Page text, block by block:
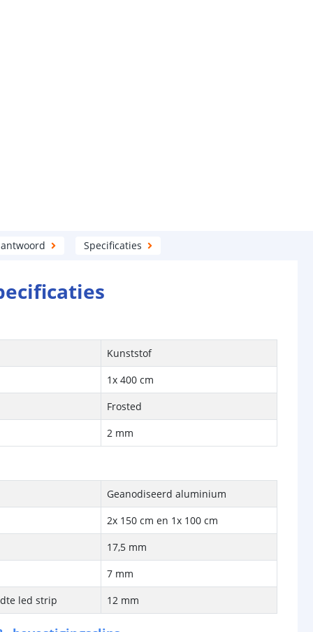
Specificaties
Kunststof
1x 400 cm
Frosted
2 mm
Geanodiseerd aluminium
2x 150 cm en 1x 100 cm
17,5 mm
7 mm
led strip
12 mm